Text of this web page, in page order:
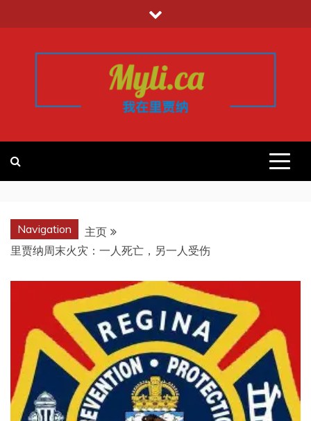
至
我的里贾纳
REGINA
Navigation
主页
里贾纳周末火灾：一人死亡，另一人受伤